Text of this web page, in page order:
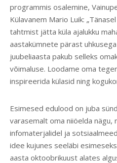
programmis osalemine,
Külavanem Mario Luik:
tahtmist jätta küla ajalukku
aastakümnete pärast
juubeliaasta pakub selleks
võimaluse. Loodame oma
inspireerida külasid ning
Esimesed edulood on juba
varasemalt oma niiöelda nägu,
infomaterjalidel ja
idee kujunes seeläbi
aasta oktoobrikuust alates